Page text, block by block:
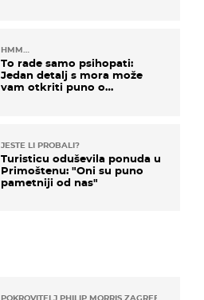
HMM…
To rade samo psihopati:
Jedan detalj s mora može
vam otkriti puno o
JESTE LI PROBALI?
Turisticu oduševila ponuda u
Primoštenu: "Oni su puno
pametniji od nas"
POKROVITELJ PHILIP MORRIS ZAGREB